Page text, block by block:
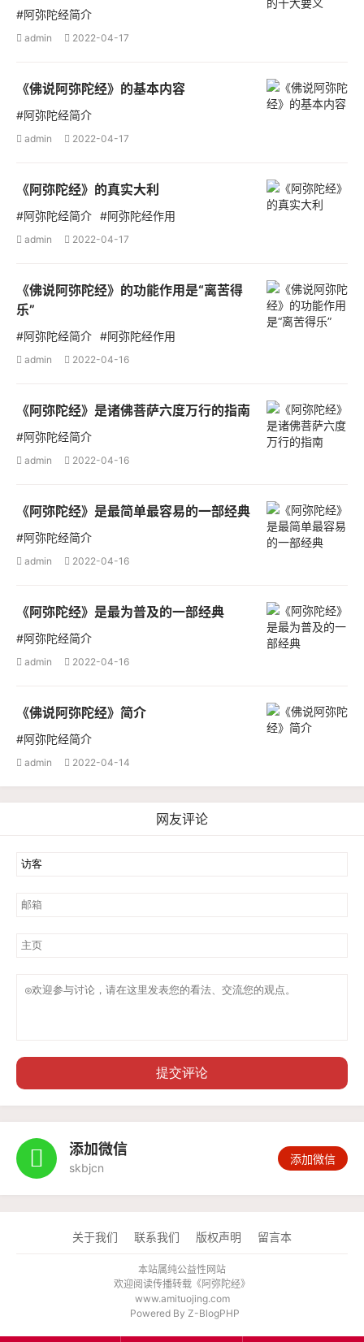
#阿弥陀经简介
 admin  2022-04-17
《佛说阿弥陀经》的基本内容
#阿弥陀经简介
 admin  2022-04-17
《阿弥陀经》的真实大利
#阿弥陀经简介 #阿弥陀经作用
 admin  2022-04-17
《佛说阿弥陀经》的功能作用是“离苦得
乐”
#阿弥陀经简介 #阿弥陀经作用
 admin  2022-04-16
《阿弥陀经》是诸佛菩萨六度万行的指南
#阿弥陀经简介
 admin  2022-04-16
《阿弥陀经》是最简单最容易的一部经典
#阿弥陀经简介
 admin  2022-04-16
《阿弥陀经》是最为普及的一部经典
#阿弥陀经简介
 admin  2022-04-16
《佛说阿弥陀经》简介
#阿弥陀经简介
 admin  2022-04-14
网友评论
提交评论
 添加微信
skbjcn
添加微信
关于我们 联系我们 版权声明 留言本
本站属纯公益性网站
欢迎阅读传播转载《阿弥陀经》
www.amituojing.com
Powered By Z-BlogPHP